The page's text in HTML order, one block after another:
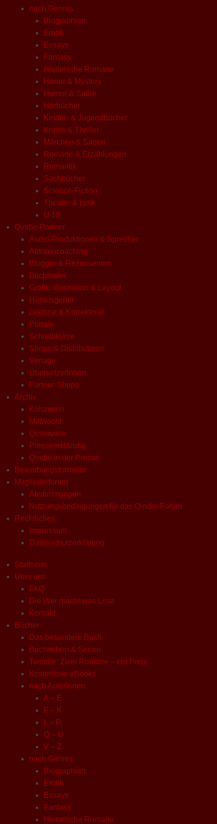
nach Genres
Biographien
Erotik
Essays
Fantasy
Historische Romane
Horror & Mystery
Humor & Satire
Hörbücher
Kinder- & Jugendbücher
Krimis & Thriller
Märchen & Sagen
Romane & Erzählungen
Romantik
Sachbücher
Science-Fiction
Theater & Lyrik
U 18
Qindie-Partner
Audio-Produktionen & Sprecher
Autorencoaching
Blogger & Rezensenten
Buchtrailer
Grafik, Illustration & Layout
Herausgeber
Lektorat & Korrektorat
Portale
Schreibkurse
Shops & Distributoren
Verlage
ÜbersetzerInnen
Partner-Shops
Archiv
Kolumnen
Mittwoch!
Qinterview
Presseerklärung
Qindie in der Presse
Bewerbungsformular
Mitgliederforum
Abstimmungen
Nutzungsbedingungen für das Qindie-Forum
Rechtliches
Impressum
Datenschutzerklärung
Startseite
Über uns
FAQ
Die Wer macht was Liste
Kontakt
Bücher
Das besondere Buch
Buchreihen & Serien
Twindie: Zwei Romane – ein Preis
Kostenlose eBooks
nach AutorInnen
A – E
F – K
L – P
Q – U
V – Z
nach Genres
Biographien
Erotik
Essays
Fantasy
Historische Romane